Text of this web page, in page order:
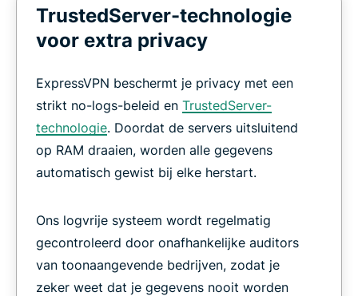
TrustedServer-technologie
voor extra privacy
ExpressVPN beschermt je privacy met een
strikt no-logs-beleid en TrustedServer-
technologie. Doordat de servers uitsluitend
op RAM draaien, worden alle gegevens
automatisch gewist bij elke herstart.
Ons logvrije systeem wordt regelmatig
gecontroleerd door onafhankelijke auditors
van toonaangevende bedrijven, zodat je
zeker weet dat je gegevens nooit worden